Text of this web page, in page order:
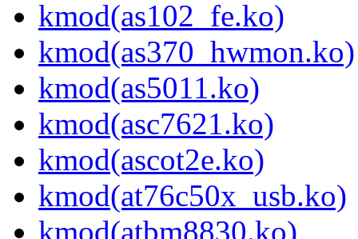
kmod(as102_fe.ko)
kmod(as370_hwmon.ko)
kmod(as5011.ko)
kmod(asc7621.ko)
kmod(ascot2e.ko)
kmod(at76c50x_usb.ko)
kmod(atbm8830.ko)